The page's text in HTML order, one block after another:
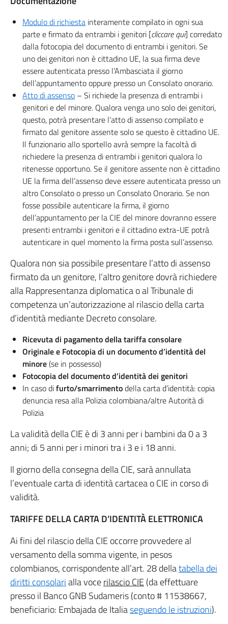
Modulo di richiesta interamente compilato in ogni sua
parte e firmato da entrambi i genitori [cliccare qui] corredato
dalla fotocopia del documento di entrambi i genitori. Se
uno dei genitori non è cittadino UE, la sua firma deve
essere autenticata presso l’Ambasciata il giorno
dell’appuntamento oppure presso un Consolato onorario.
Atto di assenso – Si richiede la presenza di entrambi i
genitori e del minore. Qualora venga uno solo dei genitori,
questo, potrà presentare l’atto di assenso compilato e
firmato dal genitore assente solo se questo è cittadino UE.
Il funzionario allo sportello avrà sempre la facoltà di
richiedere la presenza di entrambi i genitori qualora lo
ritenesse opportuno. Se il genitore assente non è cittadino
UE la firma dell’assenso deve essere autenticata presso un
altro Consolato o presso un Consolato Onorario. Se non
fosse possibile autenticare la firma, il giorno
dell’appuntamento per la CIE del minore dovranno essere
presenti entrambi i genitori e il cittadino extra-UE potrà
autenticare in quel momento la firma posta sull’assenso.
Qualora non sia possibile presentare l’atto di assenso
firmato da un genitore, l’altro genitore dovrà richiedere
alla Rappresentanza diplomatica o al Tribunale di
competenza un’autorizzazione al rilascio della carta
d’identità mediante Decreto consolare.
Ricevuta di pagamento della tariffa consolare
Originale e Fotocopia di un documento d’identità del
minore(se in possesso)
Fotocopia del documento d’identità dei genitori
In caso difurto/smarrimentodella carta d’identità: copia
denuncia resa alla Polizia colombiana/altre Autorità di
Polizia
La validità della CIE è di 3 anni per i bambini da 0 a 3
anni; di 5 anni per i minori tra i 3 e i 18 anni.
Il giorno della consegna della CIE, sarà annullata
l’eventuale carta di identità cartacea o CIE in corso di
validità.
TARIFFE DELLA CARTA D’IDENTITÀ ELETTRONICA
Ai fini del rilascio della CIE occorre provvedere al
versamento della somma vigente, in pesos
colombianos, corrispondente all’art. 28 dellatabella dei
diritti consolarialla vocerilascio CIE (da effettuare
presso il Banco GNB Sudameris (conto # 11538667,
beneficiario: Embajada de Italiaseguendo le istruzioni).